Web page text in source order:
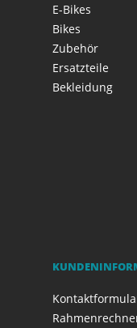
E-Bikes
Bikes
Zubehör
Ersatzteile
Bekleidung